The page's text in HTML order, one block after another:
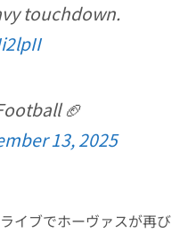
touchdown.
🏈
13, 2025
イブでホーヴァスが再び